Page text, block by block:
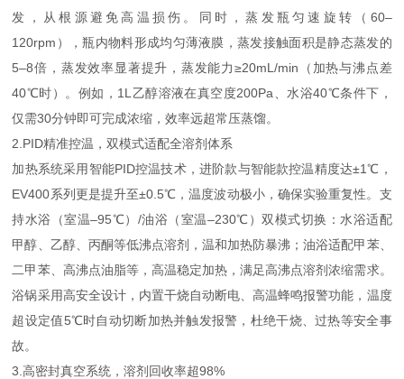
发，从根源避免高温损伤。同时，蒸发瓶匀速旋转（60–
120rpm），瓶内物料形成均匀薄液膜，蒸发接触面积是静态蒸发的
5–8倍，蒸发效率显著提升，蒸发能力≥20mL/min（加热与沸点差
40℃时）。例如，1L乙醇溶液在真空度200Pa、水浴40℃条件下，
仅需30分钟即可完成浓缩，效率远超常压蒸馏。
2.PID精准控温，双模式适配全溶剂体系
加热系统采用智能PID控温技术，进阶款与智能款控温精度达±1℃，
EV400系列更是提升至±0.5℃，温度波动极小，确保实验重复性。支
持水浴（室温–95℃）/油浴（室温–230℃）双模式切换：水浴适配
甲醇、乙醇、丙酮等低沸点溶剂，温和加热防暴沸；油浴适配甲苯、
二甲苯、高沸点油脂等，高温稳定加热，满足高沸点溶剂浓缩需求。
浴锅采用高安全设计，内置干烧自动断电、高温蜂鸣报警功能，温度
超设定值5℃时自动切断加热并触发报警，杜绝干烧、过热等安全事
故。
3.高密封真空系统，溶剂回收率超98%